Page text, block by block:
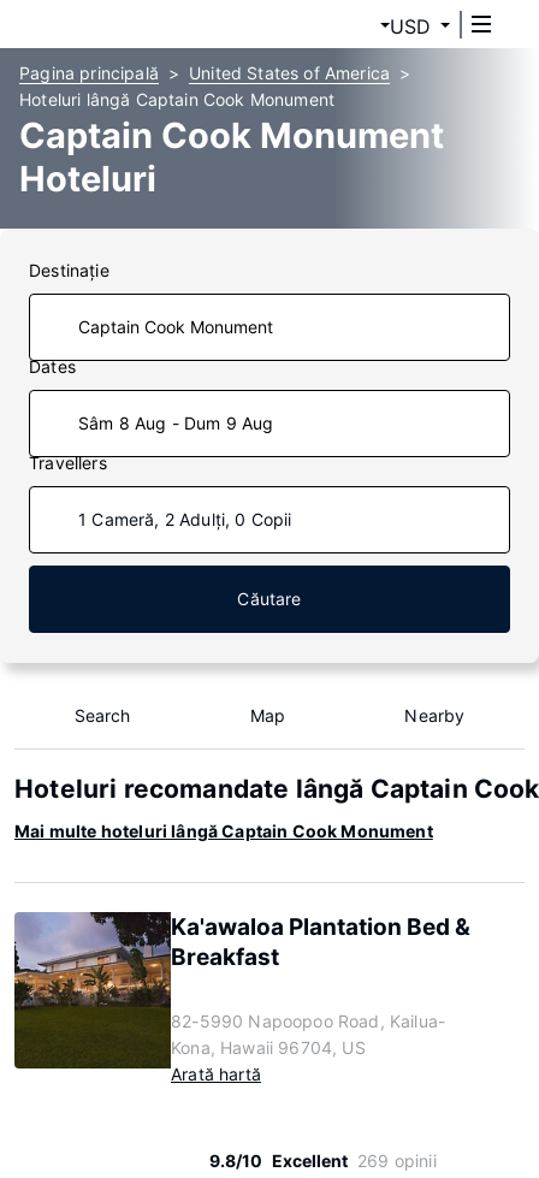
USD
Pagina principală
United States of America
Hoteluri lângă Captain Cook Monument
Captain Cook Monument
Hoteluri
Destinaţie
Dates
Sâm 8 Aug - Dum 9 Aug
Travellers
1 Cameră, 2 Adulți, 0 Copii
Căutare
Search Map Nearby
Hoteluri recomandate lângă Captain
Mai multe hoteluri lângă Captain Cook Monument
Ka'awaloa Plantation Bed &
Breakfast
82-5990 Napoopoo Road, Kailua-
Kona, Hawaii 96704, US
Arată hartă
9.8/10 Excellent 269 opinii